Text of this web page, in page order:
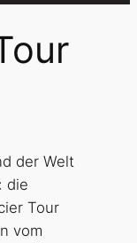
der Welt
die
Tour
vom